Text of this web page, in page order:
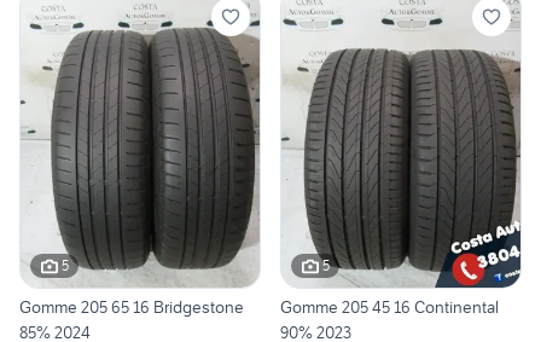
5
Gomme 205 65 16 Bridgestone
85% 2024
5
Gomme 205 45 16 Continental
90% 2023